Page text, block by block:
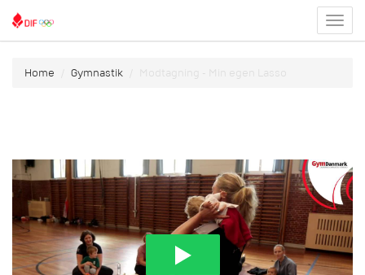
menu
Home Gymnastik Modtagning - Min egen Lasso